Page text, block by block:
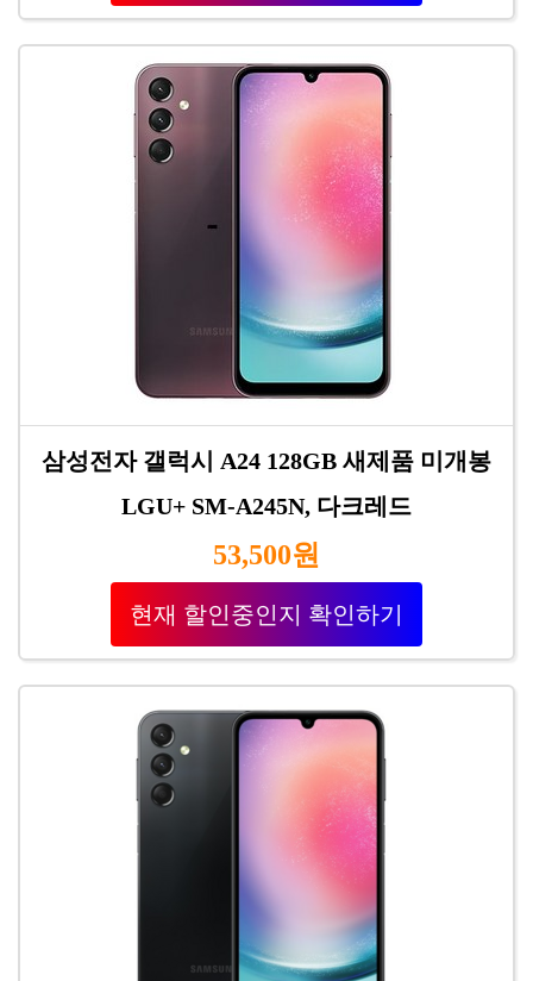
삼성전자 갤럭시 A24 128GB 새제품 미개봉
LGU+ SM-A245N, 다크레드
53,500원
현재 할인중인지 확인하기